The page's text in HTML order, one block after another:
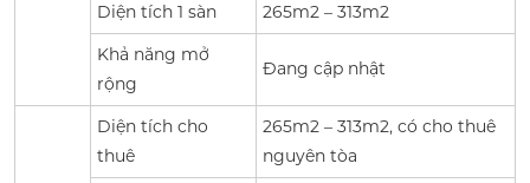
Diện tích 1 sàn
265m2 – 313m2
Khả năng mở
rộng
Đang cập nhật
Diện tích cho
thuê
265m2 – 313m2, có cho thuê
nguyên tòa